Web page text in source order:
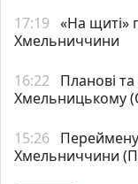
17:19 «На щиті»
Хмельниччини
16:22
Планові та
15:26
Хмельниччини